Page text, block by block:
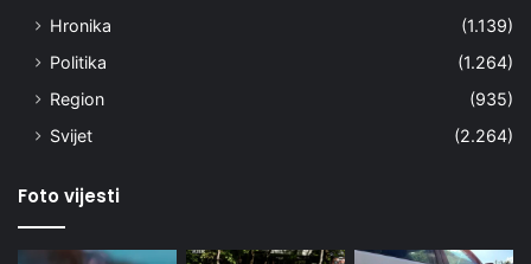
Hronika
(1.139)
Politika
(1.264)
Region
(935)
Svijet
(2.264)
Foto vijesti